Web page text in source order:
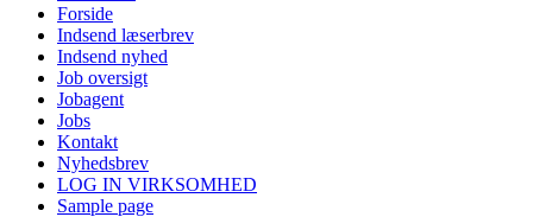
Forside
Indsend læserbrev
Indsend nyhed
Job oversigt
Jobagent
Jobs
Kontakt
Nyhedsbrev
LOG IN VIRKSOMHED
Sample page